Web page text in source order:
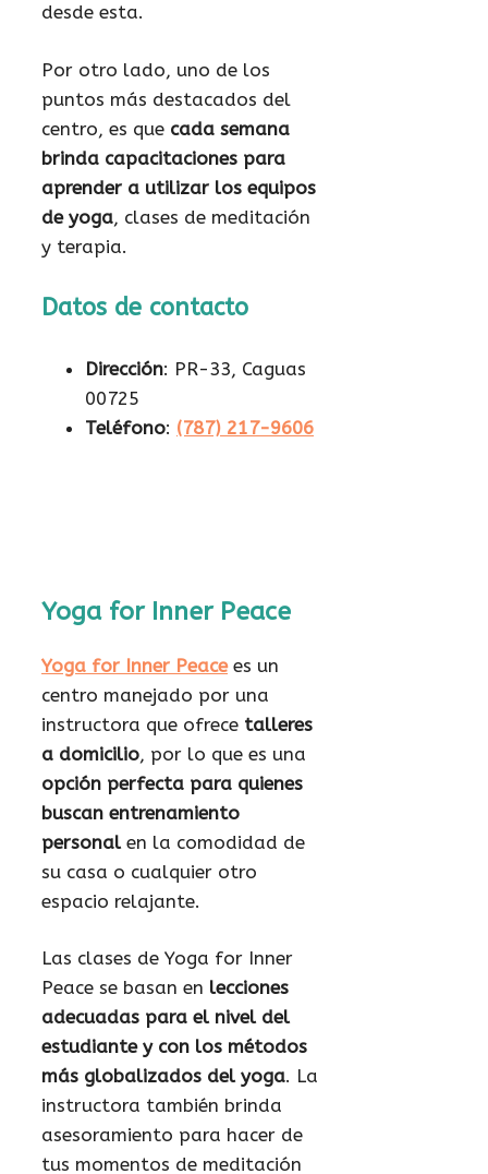
desde esta.
Por otro lado, uno de los
puntos más destacados del
centro, es que cada semana
brinda capacitaciones para
aprender a utilizar los equipos
de yoga, clases de meditación
y terapia.
Datos de contacto
Dirección: PR-33, Caguas
00725
Teléfono: (787) 217-9606
Yoga for Inner Peace
Yoga for Inner Peacees un
centro manejado por una
instructora que ofrece talleres
a domicilio, por lo que es una
opción perfecta para quienes
buscan entrenamiento
personal en la comodidad de
su casa o cualquier otro
espacio relajante.
Las clases de Yoga for Inner
Peace se basan en lecciones
adecuadas para el nivel del
estudiante y con los métodos
más globalizados del yoga. La
instructora también brinda
asesoramiento para hacer de
tus momentos de meditación